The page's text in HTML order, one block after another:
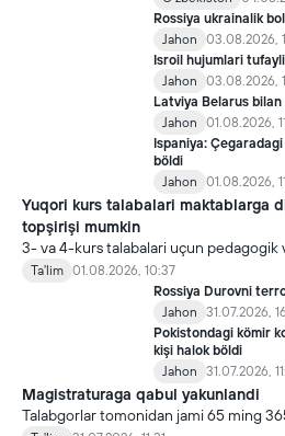
Rossiya ukrainalik
Jahon
03.08.2026,
Isroil hujumlari
Jahon
03.08.2026,
Latviya Belarus
Jahon
01.08.2026,
Ispaniya:
böldi
Jahon
01.08.2026,
Yuqori kurs talabalari maktablarga
topşirişi mumkin
3- va 4-kurs talabalari uçun pedagogik
topşirish yanada soddalaştirildi.
Ta'lim 01.08.2026, 10:37
Rossiya Durovni
Jahon
31.07.2026,
Pokistondagi kömir
kişi halok böldi
Jahon
31.07.2026,
Magistraturaga qabul yakunlandi
Talabgorlar tomonidan jami 65 ming